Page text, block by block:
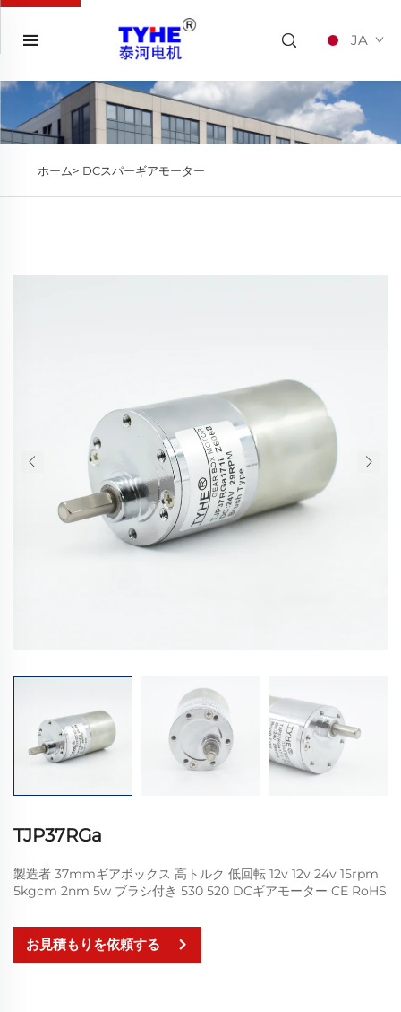
JA
ホーム> DCスパーギアモーター
TJP37RGa
製造者 37mmギアボックス 高トルク 低回転 12v 12v 24v 15rpm
5kgcm 2nm 5w ブラシ付き 530 520 DCギアモーター CE RoHS
お見積もりを依頼する